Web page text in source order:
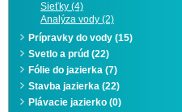
Sieťky (4)
Analýza vody (2)
Prípravky do vody (15)
Svetlo a prúd (22)
Fólie do jazierka (7)
Stavba jazierka (22)
Plávacie jazierko (0)